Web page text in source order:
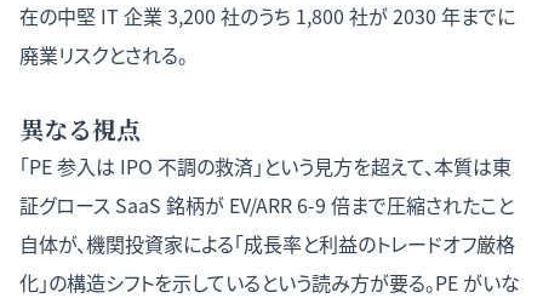
在の中堅 IT 企業 3,200 社のうち 1,800 社が 2030 年までに
廃業リスクとされる。
異なる視点
「PE 参入は IPO 不調の救済」という見方を超えて、本質は東
証グロース SaaS 銘柄が EV/ARR 6-9 倍まで圧縮されたこと
自体が、機関投資家による「成長率と利益のトレードオフ厳格
化」の構造シフトを示しているという読み方が要る。PE がいな